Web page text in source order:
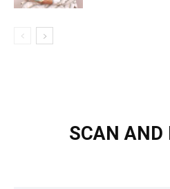
SCAN AND